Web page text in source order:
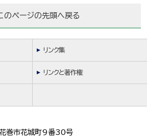
のページの先頭へ戻る
リンク集
リンクと著作権
市花城町9番30号